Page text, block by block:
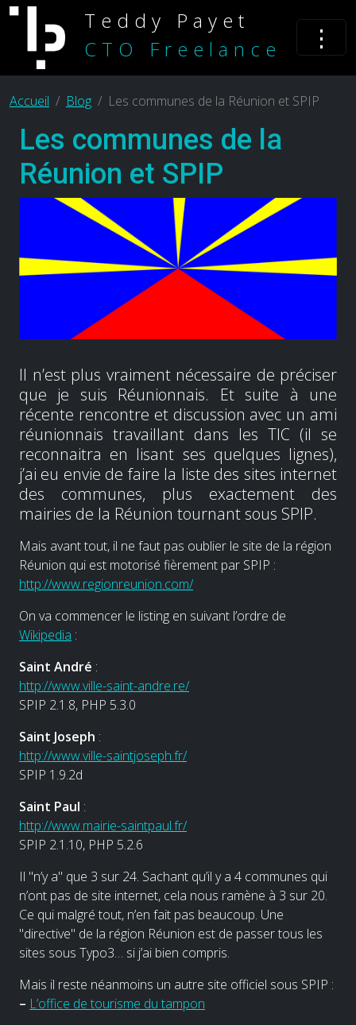
Teddy Payet
CTO Freelance
⋮
Accueil Blog Les communes de la Réunion et SPIP
Les communes de la
Réunion et SPIP
Il n’est plus vraiment nécessaire de préciser
que je suis Réunionnais. Et suite à une
récente rencontre et discussion avec un ami
réunionnais travaillant dans les TIC (il se
reconnaitra en lisant ses quelques lignes),
j’ai eu envie de faire la liste des sites internet
des communes, plus exactement des
mairies de la Réunion tournant sous SPIP.
Mais avant tout, il ne faut pas oublier le site de la région
Réunion qui est motorisé fièrement par SPIP :
http://www.regionreunion.com/
On va commencer le listing en suivant l’ordre de
Wikipedia :
Saint André :
http://www.ville-saint-andre.re/
SPIP 2.1.8, PHP 5.3.0
Saint Joseph :
http://www.ville-saintjoseph.fr/
SPIP 1.9.2d
Saint Paul :
http://www.mairie-saintpaul.fr/
SPIP 2.1.10, PHP 5.2.6
Il "n’y a" que 3 sur 24. Sachant qu’il y a 4 communes qui
n’ont pas de site internet, cela nous ramène à 3 sur 20.
Ce qui malgré tout, n’en fait pas beaucoup. Une
"directive" de la région Réunion est de passer tous les
sites sous Typo3… si j’ai bien compris.
Mais il reste néanmoins un autre site officiel sous SPIP :
– L’office de tourisme du tampon